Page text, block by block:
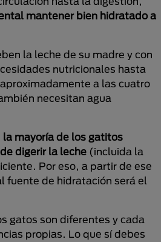
mantener bien hidratado a
la leche de su madre y con
nutricionales hasta
a las cuatro
necesitan agua
la mayoría de los gatitos
digerir la leche (incluida la
Por eso, a partir de ese
fuente de hidratación será el
gatos son diferentes y cada
propias. Lo que sí debes